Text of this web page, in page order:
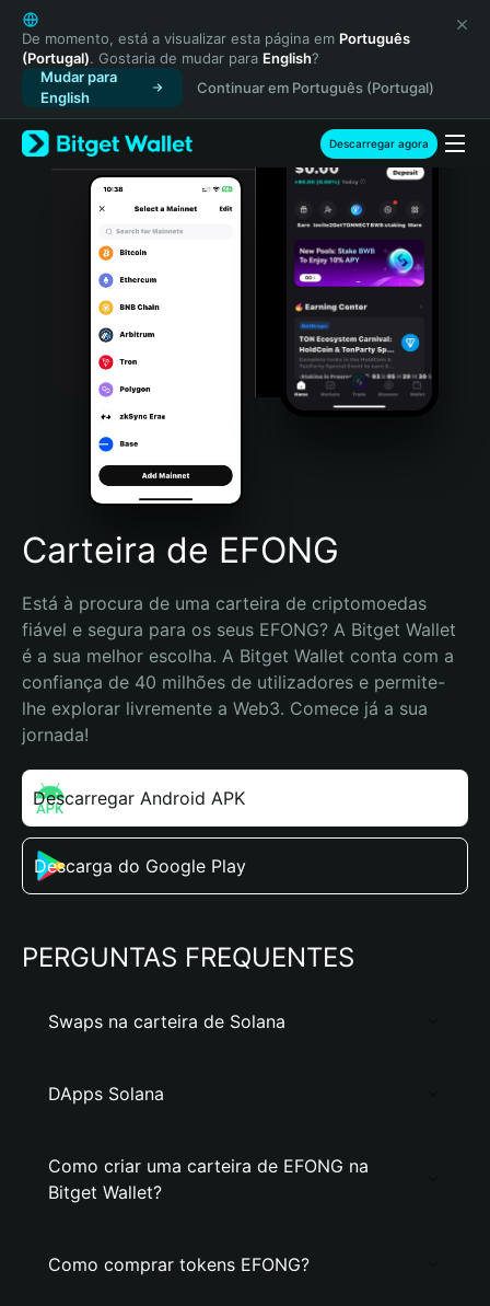
English
日本語
Tiếng Việt
Русский
Español (Latinoamérica)
Türkçe
Italiano
Português (Portugal)
Bahasa Indonesia
Português (Brasil)
Español (Argentina)
De momento, está a visualizar esta página em Português
(Portugal). Gostaria de mudar para English?
Mudar para
English
Continuar em Português (Portugal)
Descarregar agora
Carteira de EFONG
Está à procura de uma carteira de criptomoedas
fiável e segura para os seus EFONG? A Bitget Wallet
é a sua melhor escolha. A Bitget Wallet conta com a
confiança de 40 milhões de utilizadores e permite-
lhe explorar livremente a Web3. Comece já a sua
jornada!
Descarregar Android APK
Descarga do Google Play
PERGUNTAS FREQUENTES
Swaps na carteira de Solana
DApps Solana
Como criar uma carteira de EFONG na
Bitget Wallet?
Como comprar tokens EFONG?